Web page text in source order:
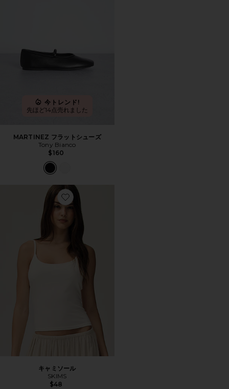
今トレンド!
先ほど14点売れました
MARTINEZ フラットシューズ
Tony Bianco
$160
Favorite キャミソール
キャミソール
SKIMS
$48